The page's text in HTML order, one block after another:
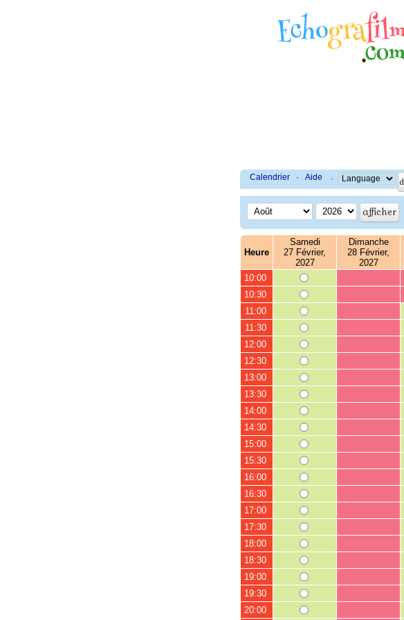
Calendrier · Aide ·
Heure
Samedi
27 Février,
2027
Dimanche
28 Février,
2027
10:00
10:30
11:00
11:30
12:00
12:30
13:00
13:30
14:00
14:30
15:00
15:30
16:00
16:30
17:00
17:30
18:00
18:30
19:00
19:30
20:00